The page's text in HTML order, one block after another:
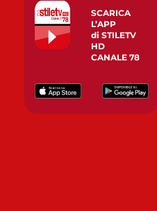
SCARICA
L’APP
di STILETV
HD
CANALE 78